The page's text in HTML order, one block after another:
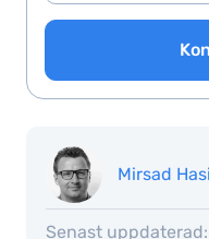
Mirsad
Senast uppdaterad: